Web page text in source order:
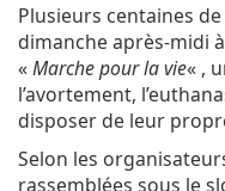
Plusieurs centaines
dimanche après-midi
«Marche pour la vie« ,
l’avortement,
disposer de leur
Selon les
rassemblées sous le